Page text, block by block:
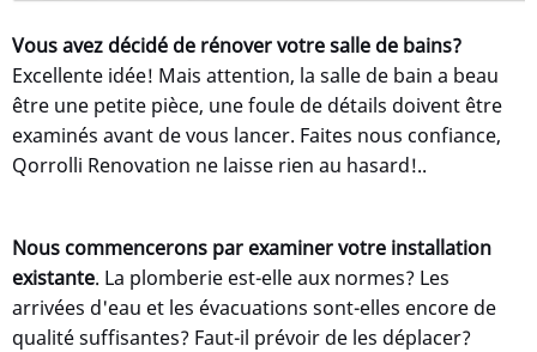
Vous avez décidé de rénover votre salle de bains?
Excellente idée! Mais attention, la salle de bain a beau
être une petite pièce, une foule de détails doivent être
examinés avant de vous lancer. Faites nous confiance,
Qorrolli Renovation ne laisse rien au hasard!..
Nous commencerons par examiner votre installation
existante. La plomberie est-elle aux normes? Les
arrivées d'eau et les évacuations sont-elles encore de
qualité suffisantes? Faut-il prévoir de les déplacer?